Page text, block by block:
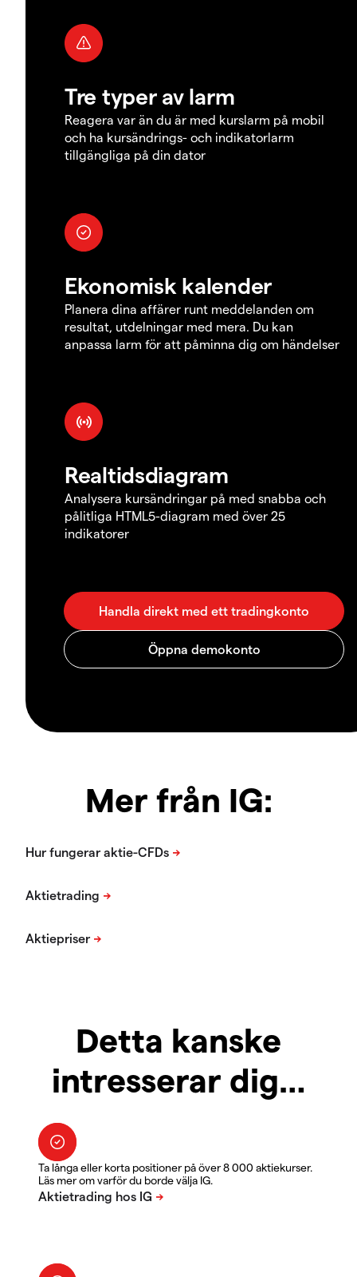
Tre typer av larm
Reagera var än du är med kurslarm på mobil
och ha kursändrings- och indikatorlarm
tillgängliga på din dator
Ekonomisk kalender
Planera dina affärer runt meddelanden om
resultat, utdelningar med mera. Du kan
anpassa larm för att påminna dig om händelser
Realtidsdiagram
Analysera kursändringar på med snabba och
pålitliga HTML5-diagram med över 25
indikatorer
Mer från IG:
Detta kanske
intresserar dig…
Ta långa eller korta positioner på över 8 000 aktiekurser.
Läs mer om varför du borde välja IG.